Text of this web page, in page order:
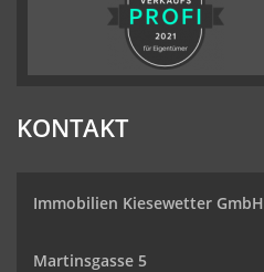
KONTAKT
Immobilien Kiesewetter GmbH
Martinsgasse 5